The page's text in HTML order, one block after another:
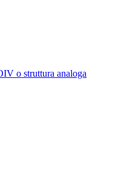
o struttura analoga